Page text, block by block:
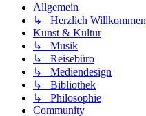
Allgemein
↳ Herzlich Willkommen
Kunst & Kultur
↳ Musik
↳ Reisebüro
↳ Mediendesign
↳ Bibliothek
↳ Philosophie
Community